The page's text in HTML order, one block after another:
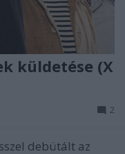
küldetése (X
2
debütált az